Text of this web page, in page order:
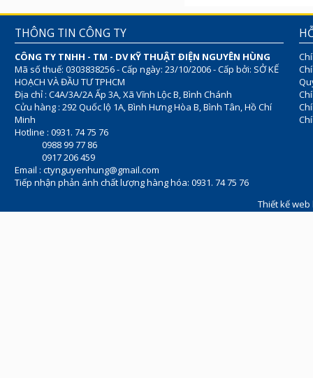
THÔNG TIN CÔNG TY
CÔNG TY TNHH - TM - DV KỸ THUẬT ĐIỆN NGUYÊN HÙNG
Mã số thuế: 0303838256 - Cấp ngày: 23/10/2006 - Cấp bởi: SỞ KẾ
HOẠCH VÀ ĐẦU TƯ TPHCM
Địa chỉ : C4A/3A/2A Ấp 3A, Xã Vĩnh Lộc B, Bình Chánh
Cửu hàng : 292 Quốc lộ 1A, Bình Hưng Hòa B, Bình Tân, Hồ Chí
Minh
Hotline : 0931. 74 75 76
0988 99 77 86
0917 206 459
Email : ctynguyenhung@gmail.com
Tiếp nhận phản ánh chất lượng hàng hóa: 0931. 74 75 76
Thiết kế web